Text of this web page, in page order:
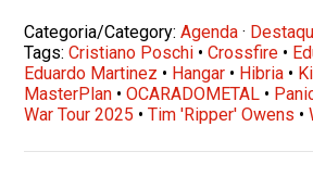
Categoria/Category:Agenda ·
Tags:Cristiano Poschi •Crossfire •
Eduardo Martinez • Hangar • Hibria •
MasterPlan •OCARADOMETAL •
War Tour 2025 •Tim 'Ripper' Owens •